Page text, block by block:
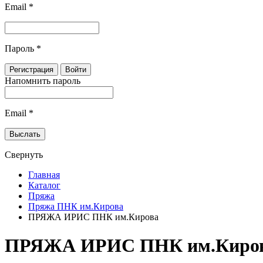
Email *
Пароль *
Напомнить пароль
Email *
Свернуть
Главная
Каталог
Пряжа
Пряжа ПНК им.Кирова
ПРЯЖА ИРИС ПНК им.Кирова
ПРЯЖА ИРИС ПНК